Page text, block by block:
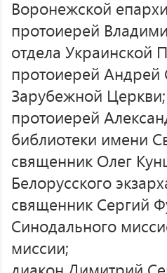
Воронежской
протоиерей
отдела Украинской
протоиерей Андрей
Зарубежной Церкви;
протоиерей
библиотеки имени
священник Олег
Белорусского
священник Сергий
Синодального
миссии;